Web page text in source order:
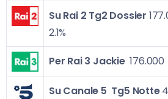
Su Rai 2 Tg2 Dossier
2.1%
Per Rai 3 Jackie
Su Canale 5 Tg5 Notte